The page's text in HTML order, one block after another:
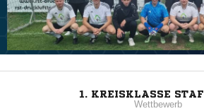
1. KREISKLASSE
Wettbewerb